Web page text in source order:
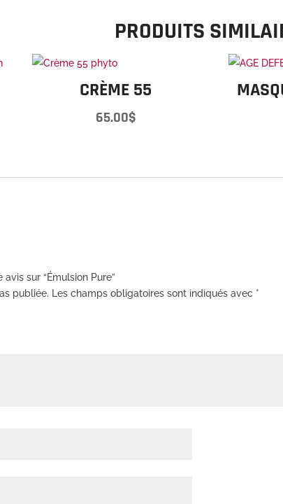
PRODUITS
CRÈME 55
65.00$
sur “Émulsion Pure”
publiée. Les champs obligatoires sont indiqués avec *